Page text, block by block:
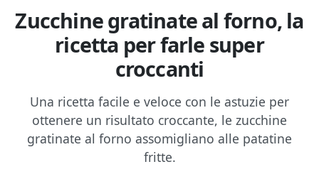
Zucchine gratinate al forno, la
ricetta per farle super
croccanti
Una ricetta facile e veloce con le astuzie per
ottenere un risultato croccante, le zucchine
gratinate al forno assomigliano alle patatine
fritte.